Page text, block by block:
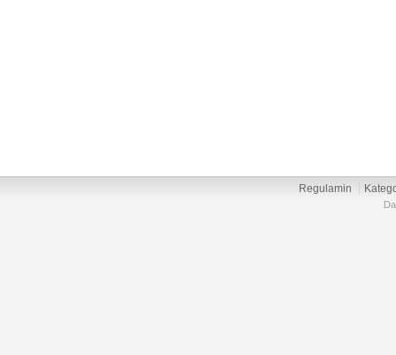
Regulamin